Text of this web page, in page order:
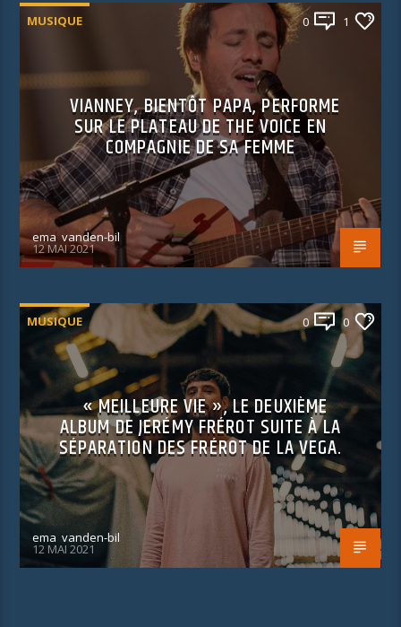
MUSIQUE 0 1
VIANNEY, BIENTÔT PAPA, PERFORME
SUR LE PLATEAU DE THE VOICE EN
COMPAGNIE DE SA FEMME
ema_vanden-bil
12 MAI 2021
MUSIQUE 0 0
« MEILLEURE VIE », LE DEUXIÈME
ALBUM DE JERÉMY FRÉROT SUITE À LA
SÉPARATION DES FRÉROT DE LA VEGA.
ema_vanden-bil
12 MAI 2021